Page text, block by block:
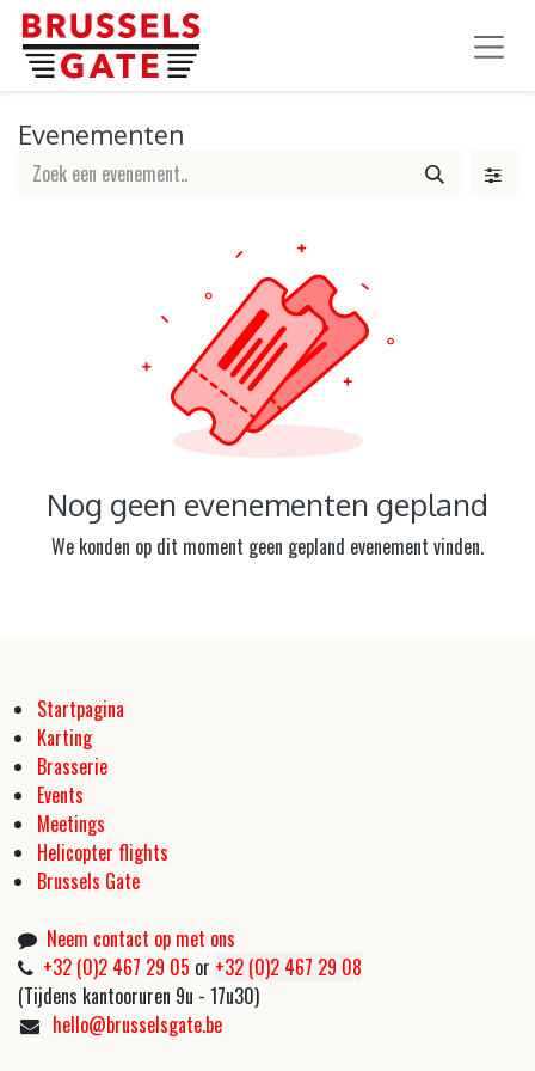
OVERSLAAN NAAR INHOUD
Evenementen
Nog geen evenementen gepland
We konden op dit moment geen gepland evenement vinden.
Startpagina
Karting
Brasserie
Events
Meetings
Helicopter flights
Brussels Gate
Neem contact op met ons
+32 (0)2 467 29 05 or +32 (0)2 467 29 08
(Tijdens kantooruren 9u - 17u30)
hello@brusselsgate.be